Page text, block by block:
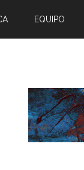
EQUIPO